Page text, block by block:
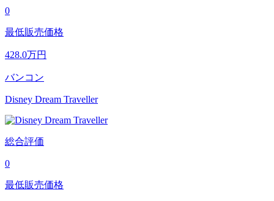
0
最低販売価格
428.0万円
バンコン
Disney Dream Traveller
総合評価
0
最低販売価格